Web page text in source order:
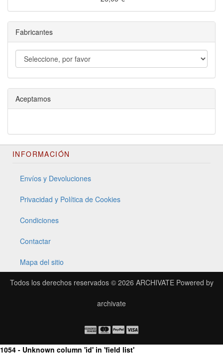
Fabricantes
Aceptamos
INFORMACIÓN
Envíos y Devoluciones
Privacidad y Política de Cookies
Condiciones
Contactar
Mapa del sitio
Todos los derechos reservados © 2026 ARCHIVATEPowered by
archivate
1054 - Unknown column 'id' in 'field list'